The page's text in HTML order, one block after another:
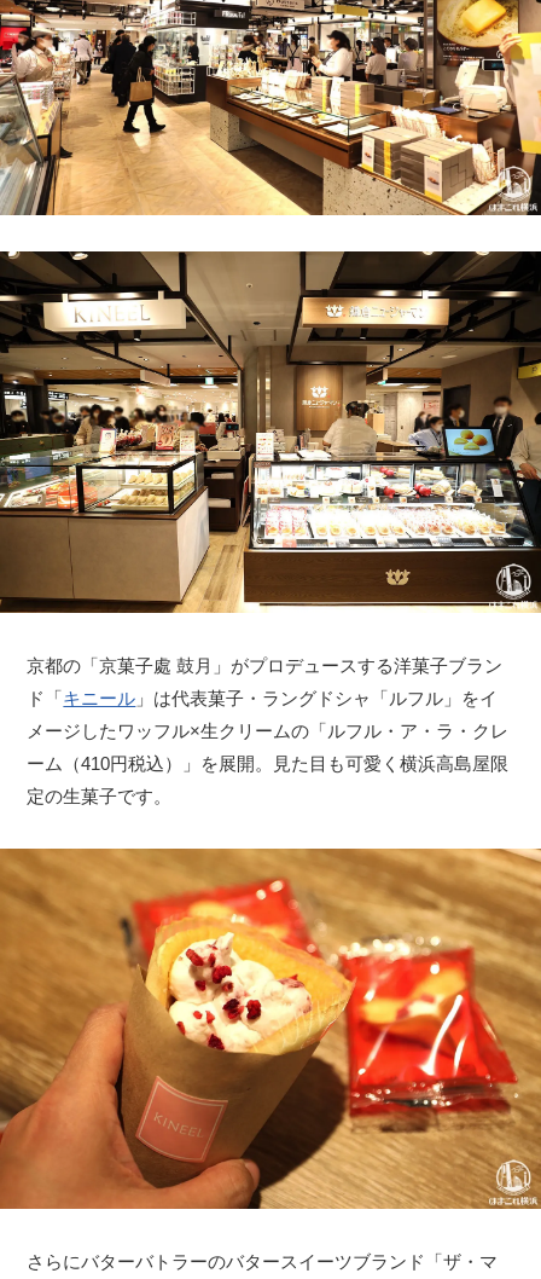
京都の「京菓子處 鼓月」がプロデュースする洋菓子ブラン
ド「キニール 」は代表菓子・ラングドシャ「ルフル」をイ
メージしたワッフル×生クリームの「ルフル・ア・ラ・クレ
ーム（410円税込）」を展開。見た目も可愛く横浜高島屋限
定の生菓子です。
さらにバターバトラーのバタースイーツブランド「ザ・マ